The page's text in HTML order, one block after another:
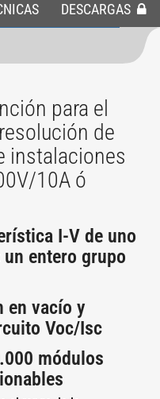
DESCARGAS
para el
de
instalaciones
10A ó
I-V de uno
entero grupo
en vacío y
Voc/Isc
módulos